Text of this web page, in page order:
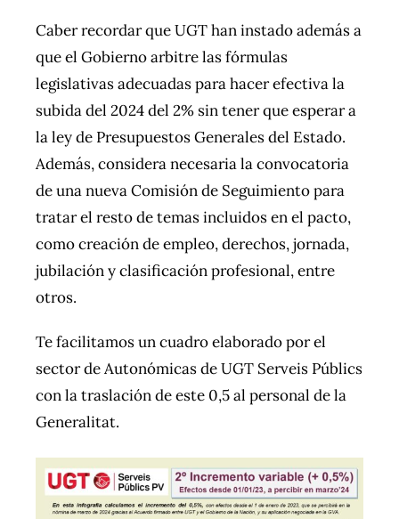
Caber recordar que UGT han instado además a
que el Gobierno arbitre las fórmulas
legislativas adecuadas para hacer efectiva la
subida del 2024 del 2% sin tener que esperar a
la ley de Presupuestos Generales del Estado.
Además, considera necesaria la convocatoria
de una nueva Comisión de Seguimiento para
tratar el resto de temas incluidos en el pacto,
como creación de empleo, derechos, jornada,
jubilación y clasificación profesional, entre
otros.
Te facilitamos un cuadro elaborado por el
sector de Autonómicas de UGT Serveis Públics
con la traslación de este 0,5 al personal de la
Generalitat.